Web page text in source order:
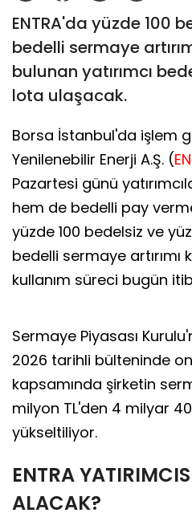
ENTRA'da yüzde 100
bedelli sermaye
bulunan yatırımcı
lota ulaşacak.
Borsa İstanbul'da işlem
Yenilenebilir Enerji A.Ş. (
Pazartesi günü
hem de bedelli pay
yüzde 100 bedelsiz ve
bedelli sermaye artırımı
kullanım süreci bugün
Sermaye Piyasası
2026 tarihli bülteninde
kapsamında şirketin
milyon TL'den 4 milyar
yükseltiliyor.
ENTRA
ALACAK?